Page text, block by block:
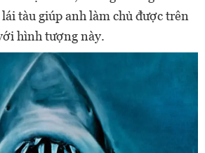
tàu giúp anh làm chủ được trên
hình tượng này.